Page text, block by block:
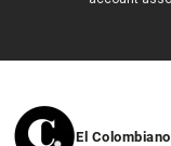
El Colombiano